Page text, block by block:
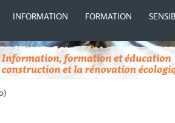
INFORMATION FORMATION